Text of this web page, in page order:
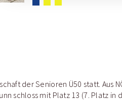
der Senioren Ü50 statt. Aus
schloss mit Platz 13 (7. Platz